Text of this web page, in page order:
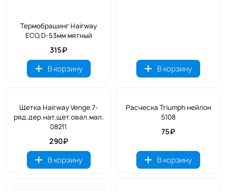
Термобрашинг Hairway
ECO,D-53мм мятный
315₽
В корзину
В корзину
Щетка Hairway Venge 7-
ряд.дер.нат.щет.овал.мал.
08211
290₽
В корзину
Расческа Triumph нейлон
5108
75₽
В корзину